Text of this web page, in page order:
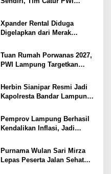
Sekarang
Xpander Rental Diduga
Digelapkan dari Merak
Pengemudinya Prajurit TNI
AL
Tuan Rumah Porwanas 2027,
PWI Lampung Targetkan
Herbin Sianipar Resmi Jadi
Kapolresta Bandar Lampung,
Prioritas
Pemprov Lampung Berhasil
Kendalikan Inflasi, Jadi
Terendah di Sumatera
Purnama Wulan Sari Mirza
Lepas Peserta Jalan Sehat